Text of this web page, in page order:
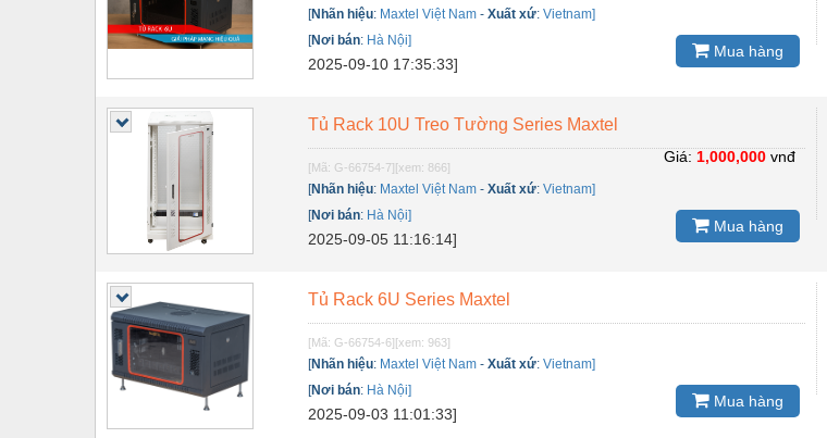
Kệ công nghiệp
Lọc công nghiệp
Máy công cụ - Phụ tùng
Mỏ - Trang thiết bị
Mô tơ - Hộp số
Môi trường - Thiết bị
Nâng hạ - Trang thiết bị
Nội - Ngoại thất - văn phòng
Nồi hơi - Trang thiết bị
[Nhãn hiệu: Maxtel Việt Nam -Xuất xứ:Vietnam]
[Nơi bán: Hà Nội]
2025-09-10 17:35:33]
Mua hàng
Tủ Rack 10U Treo Tường Series Maxtel
[Mã: G-66754-7][xem: 866]
[Nhãn hiệu: Maxtel Việt Nam -Xuất xứ:Vietnam]
[Nơi bán: Hà Nội]
2025-09-05 11:16:14]
Giá: 1,000,000vnđ
Mua hàng
Tủ Rack 6U Series Maxtel
[Mã: G-66754-6][xem: 963]
[Nhãn hiệu: Maxtel Việt Nam -Xuất xứ:Vietnam]
[Nơi bán: Hà Nội]
2025-09-03 11:01:33]
Mua hàng